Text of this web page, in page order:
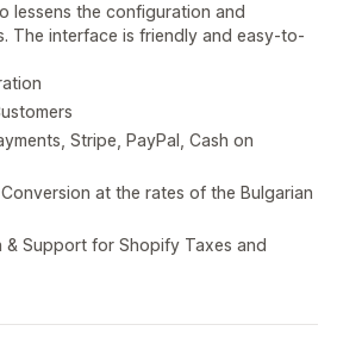
lessens the configuration and
The interface is friendly and easy-to-
Stripe, PayPal, Cash on
at the rates of the Bulgarian
& Support for Shopify Taxes and